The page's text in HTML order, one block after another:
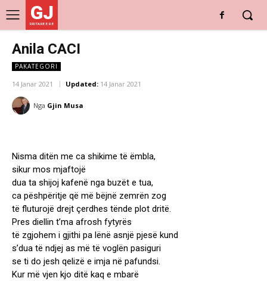
GJ
DRITARE E RE
Anila CACI
PAKATEGORI
14 Janar 2021 Updated: 14 Janar 2021
Nga Gjin Musa
Nisma ditën me ca shikime të ëmbla,
sikur mos mjaftojë
dua ta shijoj kafenë nga buzët e tua,
ca pëshpëritje që më bëjnë zemrën zog
të fluturojë drejt çerdhes tënde plot dritë.
Pres diellin t’ma afrosh fytyrës
të zgjohem i gjithi pa lënë asnjë pjesë kund
s’dua të ndjej as më të voglën pasiguri
se ti do jesh qelizë e imja në pafundsi.
Kur më vjen kjo ditë kaq e mbarë